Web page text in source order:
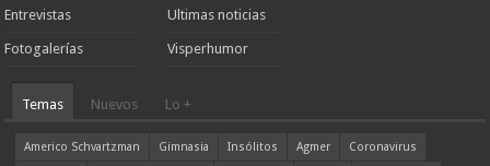
Entrevistas
Fotogalerías
Ultimas noticias
Visperhumor
Temas Nuevos Lo +
Americo Schvartzman Gimnasia Insólitos Agmer
Coronavirus